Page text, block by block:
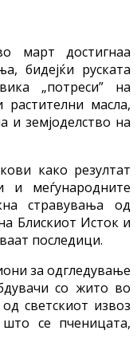
март достигнаа
бидејќи руската
„потреси” на
масла,
и земјоделство на
како резултат
и меѓународните
стравувања од
Блискиот Исток и
последици.
за одгледување
со жито во
светскиот извоз
се пченицата,